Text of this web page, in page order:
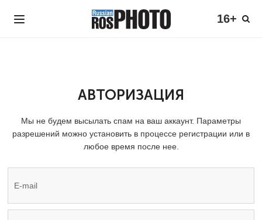
16+
АВТОРИЗАЦИЯ
Мы не будем высылать спам на ваш аккаунт. Параметры
разрешений можно установить в процессе регистрации или в
любое время после нее.